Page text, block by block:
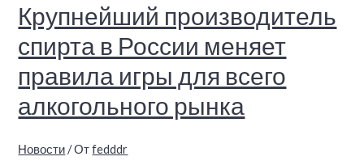
Крупнейший производитель
спирта в России меняет
правила игры для всего
алкогольного рынка
Новости/ Отfedddr